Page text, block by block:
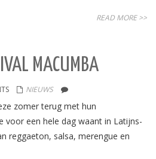
READ MORE >>
MACUMBA
NIEUWS
zomer terug met hun
voor een hele dag waant in Latijns-
reggaeton, salsa, merengue en